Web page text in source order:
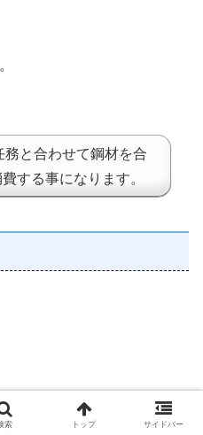
務と合わせて鋼材を合
する事になります。
索 トップ サイドバー